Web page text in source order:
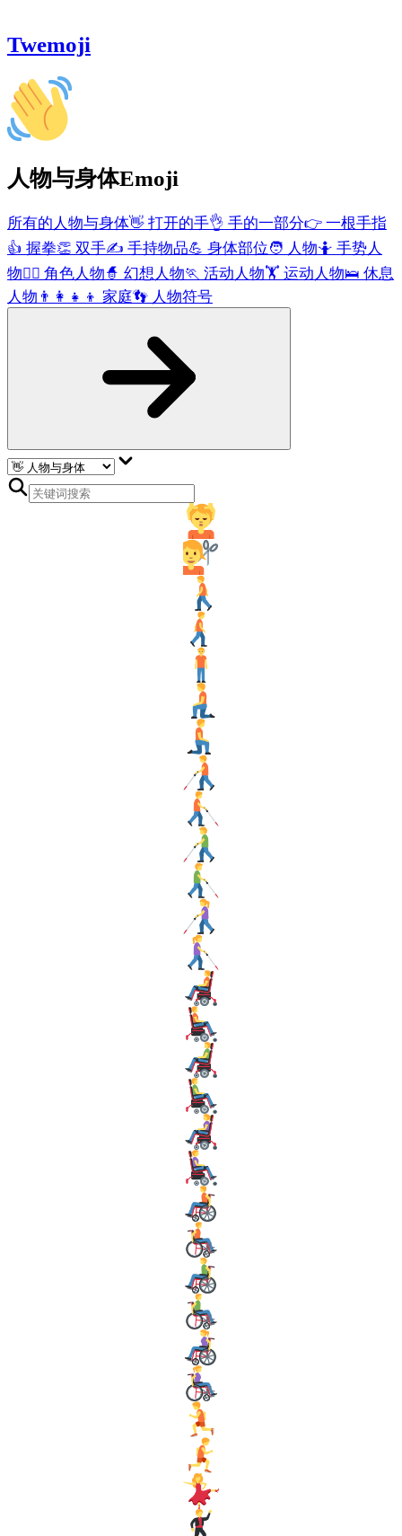
Twemoji
人物与身体Emoji
所有的人物与身体👋 打开的手👌 手的一部分👉 一根手指
👍 握拳👏 双手✍️ 手持物品💪 身体部位🧑 人物🤷 手势人
物🧑‍⚕️ 角色人物🧙 幻想人物🏃 活动人物🏋️ 运动人物🛌 休息
人物 👨‍👩‍👧‍👦 家庭👣 人物符号